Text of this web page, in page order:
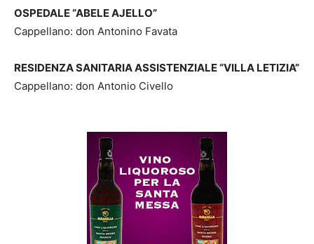
OSPEDALE “ABELE AJELLO”
Cappellano: don Antonino Favata
RESIDENZA SANITARIA ASSISTENZIALE “VILLA LETIZIA”
Cappellano: don Antonio Civello